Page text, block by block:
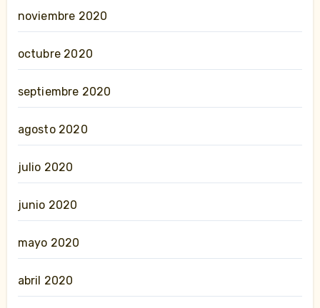
noviembre 2020
octubre 2020
septiembre 2020
agosto 2020
julio 2020
junio 2020
mayo 2020
abril 2020